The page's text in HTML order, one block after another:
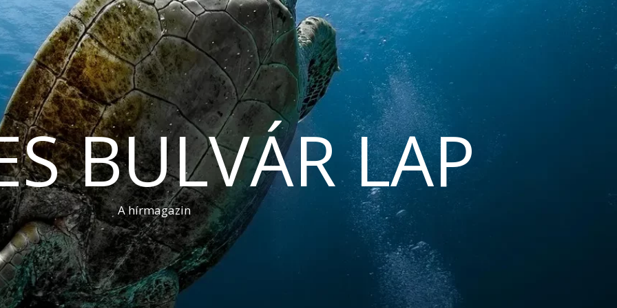
BULVÁR LAP
A hírmagazin